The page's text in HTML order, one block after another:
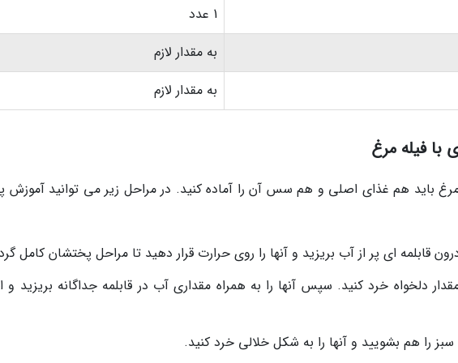
1 عدد
به مقدار لازم
به مقدار لازم
فیله مرغ
مرغ باید هم غذای اصلی و هم سس آن را آماده کنید. در مراحل زیر می توانید
قابلمه ای پر از آب بریزید و آنها را روی حرارت قرار دهید تا مراحل پختشان کامل
دلخواه خرد کنید. سپس آنها را به همراه مقداری آب در قابلمه جداگانه بریزید و
را هم بشویید و آنها را به شکل خلالی خرد کنید.